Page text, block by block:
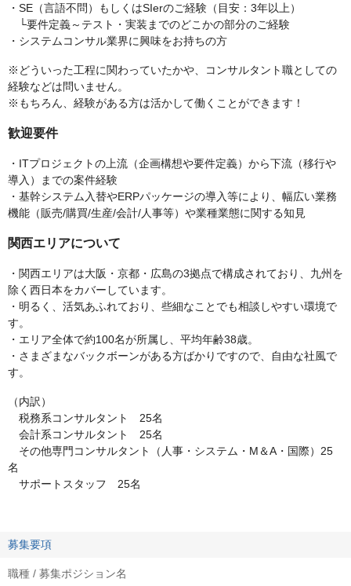
・SE（言語不問）もしくはSIerのご経験（目安：3年以上）
└要件定義～テスト・実装までのどこかの部分のご経験
・システムコンサル業界に興味をお持ちの方
※どういった工程に関わっていたかや、コンサルタント職としての
経験などは問いません。
※もちろん、経験がある方は活かして働くことができます！
歓迎要件
・ITプロジェクトの上流（企画構想や要件定義）から下流（移行や
導入）までの案件経験
・基幹システム入替やERPパッケージの導入等により、幅広い業務
機能（販売/購買/生産/会計/人事等）や業種業態に関する知見
関西エリアについて
・関西エリアは大阪・京都・広島の3拠点で構成されており、九州を
除く西日本をカバーしています。
・明るく、活気あふれており、些細なことでも相談しやすい環境で
す。
・エリア全体で約100名が所属し、平均年齢38歳。
・さまざまなバックボーンがある方ばかりですので、自由な社風で
す。
（内訳）
税務系コンサルタント 25名
会計系コンサルタント 25名
その他専門コンサルタント（人事・システム・M＆A・国際）25
名
サポートスタッフ 25名
募集要項
職種 / 募集ポジション名